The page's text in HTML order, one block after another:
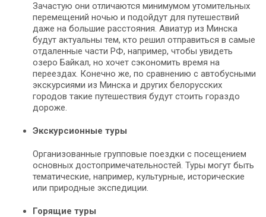
Зачастую они отличаются минимумом утомительных
перемещений ночью и подойдут для путешествий
даже на большие расстояния. Авиатур из Минска
будут актуальны тем, кто решил отправиться в самые
отдаленные части РФ, например, чтобы увидеть
озеро Байкал, но хочет сэкономить время на
переездах. Конечно же, по сравнению с автобусными
экскурсиями из Минска и других белорусских
городов такие путешествия будут стоить гораздо
дороже.
Экскурсионные туры
Организованные групповые поездки с посещением
основных достопримечательностей. Туры могут быть
тематические, например, культурные, исторические
или природные экспедиции.
Горящие туры